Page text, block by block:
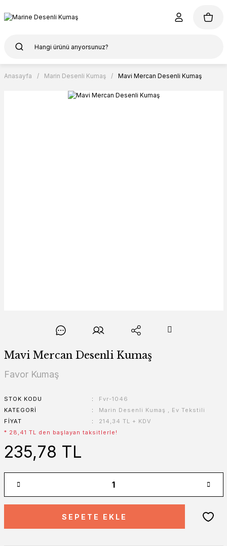
Anasayfa Marin Desenli Kumaş Mavi Mercan Desenli Kumaş
Mavi Mercan Desenli Kumaş
Favor Kumaş
STOK KODU
Fvr-1046
KATEGORI
Marin Desenli Kumaş , Ev Tekstili
FIYAT
214,34 TL + KDV
* 28,41 TL den başlayan taksitlerle!
235,78 TL
SEPETE EKLE